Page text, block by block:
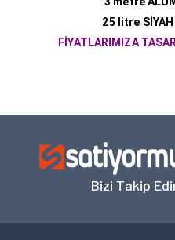
25 litre SİYAH
FİYATLARIMIZA
Bizi Takip